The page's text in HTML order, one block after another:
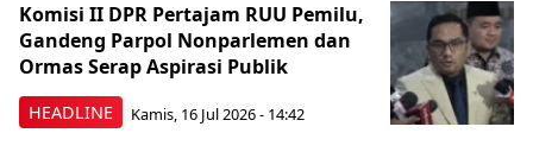
HEADLINE
Komisi II DPR Pertajam RUU Pemilu,
Gandeng Parpol Nonparlemen dan
Ormas Serap Aspirasi Publik
Kamis, 16 Jul 2026 - 14:42